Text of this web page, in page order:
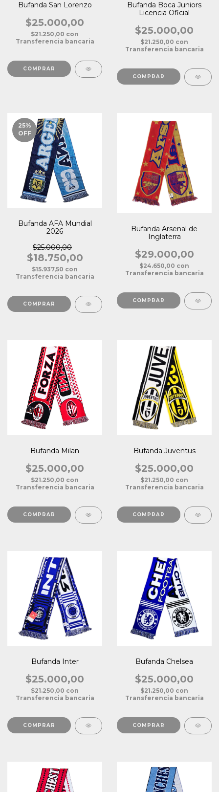
Bufanda San Lorenzo
$25.000,00
$21.250,00 con
Transferencia bancaria
COMPRAR
Bufanda Boca Juniors
Licencia Oficial
$25.000,00
$21.250,00 con
Transferencia bancaria
COMPRAR
25%
OFF
Bufanda AFA Mundial
2026
$25.000,00
$18.750,00
$15.937,50 con
Transferencia bancaria
COMPRAR
Bufanda Arsenal de
Inglaterra
$29.000,00
$24.650,00 con
Transferencia bancaria
Bufanda Milan
$25.000,00
$21.250,00 con
Transferencia bancaria
Bufanda Juventus
$25.000,00
$21.250,00 con
Transferencia bancaria
Bufanda Inter
$25.000,00
$21.250,00 con
Transferencia bancaria
Bufanda Chelsea
$25.000,00
$21.250,00 con
Transferencia bancaria